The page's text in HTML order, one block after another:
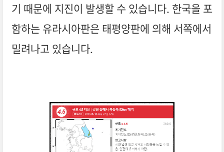
기 때문에 지진이 발생할 수 있습니다. 한국을 포
함하는 유라시아판은 태평양판에 의해 서쪽에서
밀려나고 있습니다.